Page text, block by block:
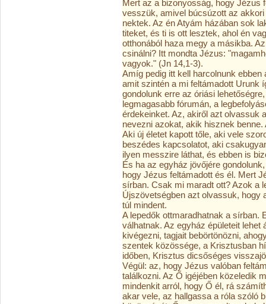
Mert az a bizonyosság, hogy Jézus
vesszük, amivel búcsúzott az
nektek. Az én Atyám házában sok
titeket, és ti is ott lesztek, ahol én
otthonából haza megy a másikba.
csinálni? Itt mondta Jézus:
vagyok." (Jn 14,1-3).
Amíg pedig itt kell harcolnunk
amit szintén a mi feltámadott Urunk
gondolunk erre az óriási
legmagasabb fórumán, a
érdekeinket. Az, akiről azt olvassuk
nevezni azokat, akik hisznek
Aki új életet kapott tőle, aki vele
beszédes kapcsolatot, aki
ilyen messzire láthat, és ebben is
És ha az egyház jövőjére
hogy Jézus feltámadott és él. Mert
sírban. Csak mi maradt ott? Azok a
Újszövetségben azt olvassuk, hogy
túl mindent.
A lepedők ottmaradhatnak a
válhatnak. Az egyház épületeit
kivégezni, tagjait bebörtönözni,
szentek közössége, a Krisztusban
időben, Krisztus dicsőséges
Végül: az, hogy Jézus valóban
találkozni. Az Ő igéjében közeledik
mindenkit arról, hogy Ő él, rá
akar vele, az hallgassa a róla szóló